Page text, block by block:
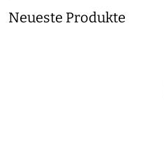
Neueste Produkte